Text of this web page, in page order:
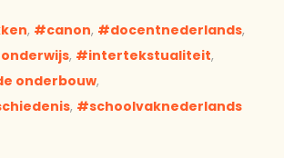
, canon, docentnederlands,
, intertekstualiteit,
onderbouw,
, schoolvaknederlands